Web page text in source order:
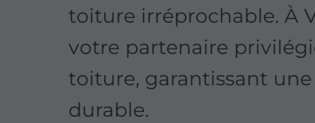
toiture irréprochable. À
votre partenaire
toiture, garantissant
durable.